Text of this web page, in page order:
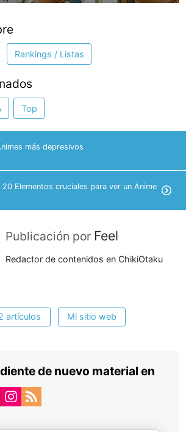
Rankings / Listas
Top
más depresivos
20 Elementos cruciales para ver un Anime
Publicación por Feel
Redactor de contenidos en ChikiOtaku
artículos Mi sitio web
de nuevo material en